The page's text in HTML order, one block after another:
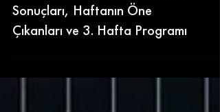
Sonuçları, Haftanın Öne
Çıkanları ve 3. Hafta Programı